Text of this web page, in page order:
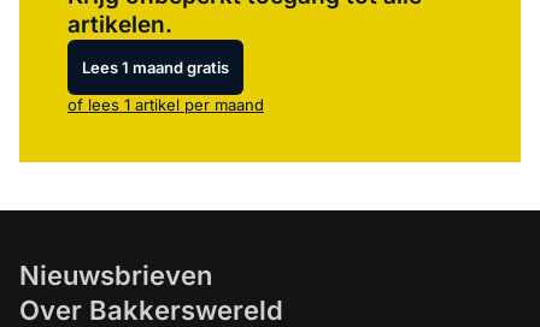
artikelen.
Lees 1 maand gratis
of lees 1 artikel per maand
Nieuwsbrieven
Over Bakkerswereld